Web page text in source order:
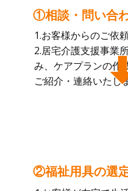
1.お客様からのご依
2.居宅介護支援事業
み、ケアプランの作
ご紹介・連絡いたし
①相談・問い合
②福祉用具の選